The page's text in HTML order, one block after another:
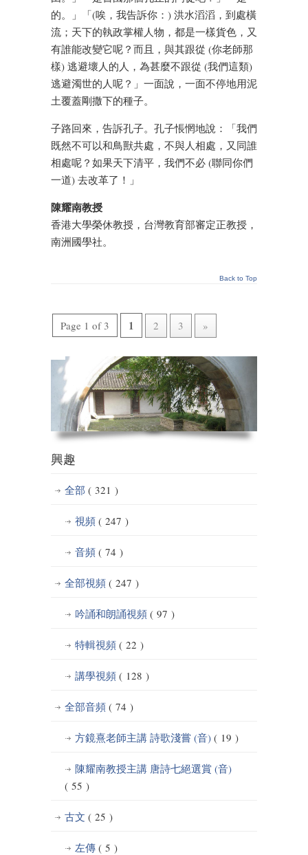
的。」「(唉，我告訴你：) 洪水滔滔，到處橫
流；天下的執政掌權人物，都是一樣貨色，又
有誰能改變它呢？而且，與其跟從 (你老師那
樣) 逃避壞人的人，為甚麼不跟從 (我們這類)
逃避濁世的人呢？」一面說，一面不停地用泥
土覆蓋剛撒下的種子。
子路回來，告訴孔子。孔子悵惘地說：「我們
既然不可以和鳥獸共處，不與人相處，又同誰
相處呢？如果天下清平，我們不必 (聯同你們
一道) 去改革了！」
陳耀南教授
香港大學榮休教授，台灣教育部審定正教授，
南洲國學社。
Back to Top
Page 1 of 3 1 2 3 »
興趣
全部 ( 321 )
視頻 ( 247 )
音頻 ( 74 )
全部視頻 ( 247 )
吟誦和朗誦視頻 ( 97 )
特輯視頻 ( 22 )
講學視頻 ( 128 )
全部音頻 ( 74 )
方鏡熹老師主講 詩歌淺嘗 (音) ( 19 )
陳耀南教授主講 唐詩七絕選賞 (音)
( 55 )
古文 ( 25 )
左傳 ( 5 )